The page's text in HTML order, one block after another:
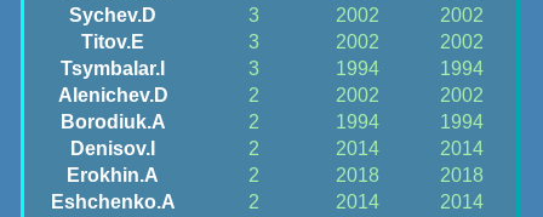
Sychev.D
3 2002
2002
Titov.E
3 2002
2002
Tsymbalar.I
3 1994
1994
Alenichev.D
2 2002
2002
Borodiuk.A
2 1994
1994
Denisov.I
2 2014
2014
Erokhin.A
2 2018
2018
Eshchenko.A
2 2014
2014